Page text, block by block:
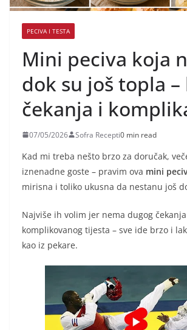
PECIVA I TESTA
Mini peciva koja
dok su još topla –
čekanja i
07/05/2026 Sofra Recepti0 min read
Kad mi treba nešto brzo za doručak,
iznenadne goste – pravim ova mini
mirisna i toliko ukusna da nestanu još
Najviše ih volim jer nema dugog
komplikovanog tijesta – sve ide brzo i
kao iz pekare.